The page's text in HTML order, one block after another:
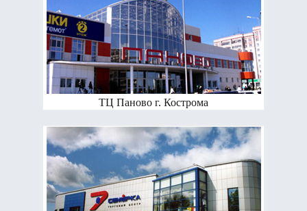
ТЦ Паново г. Кострома